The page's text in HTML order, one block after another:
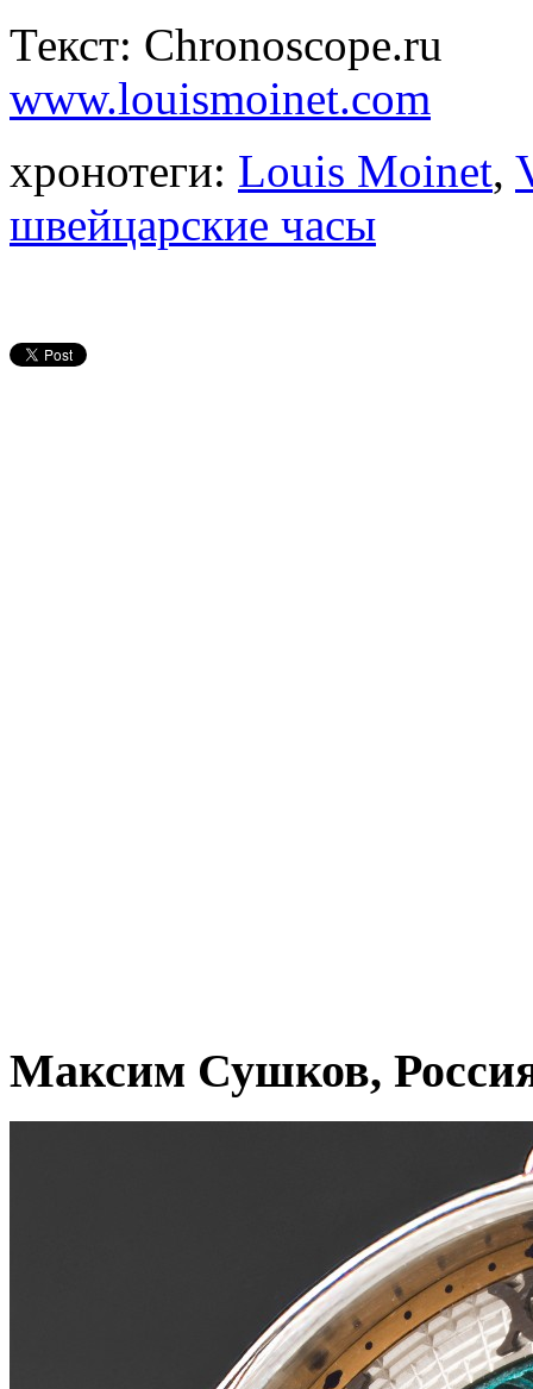
Текст: Chronoscope.ru
www.louismoinet.com
хронотеги: Louis Moinet,
швейцарские часы
Максим Сушков,